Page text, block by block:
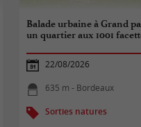
Balade urbaine à Grand
un quartier aux 1001
22/08/2026
635 m - Bordeaux
Sorties natures